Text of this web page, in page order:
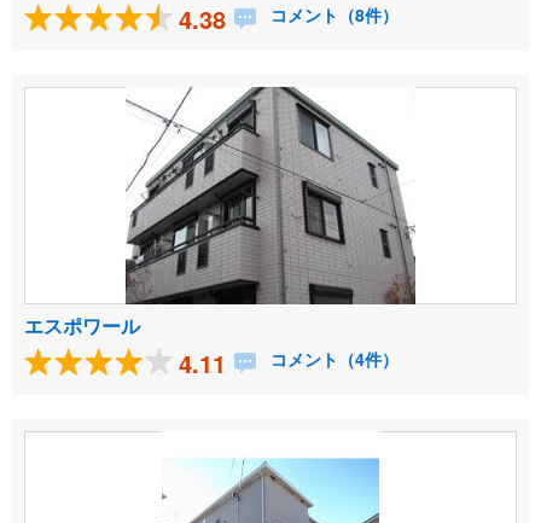
4.38 コメント（8件）
エスポワール
4.11 コメント（4件）